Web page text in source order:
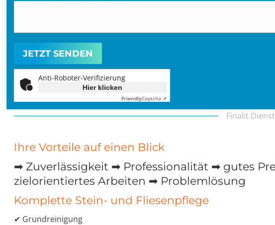
Anti-Roboter-Verifizierung
Hier klicken
FriendlyCaptcha ⇗
Finalit
Ihre Vorteile auf einen Blick
➡ Zuverlässigkeit ➡ Professionalität ➡ gutes
zielorientiertes Arbeiten ➡ Problemlösung
Komplette Stein- und Fliesenpflege
✔ Grundreinigung